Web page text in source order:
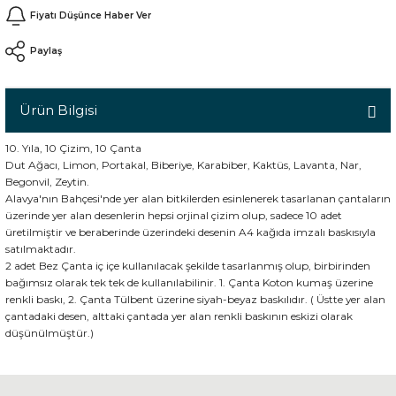
Fiyatı Düşünce Haber Ver
Paylaş
Ürün Bilgisi
10. Yıla, 10 Çizim, 10 Çanta
Dut Ağacı, Limon, Portakal, Biberiye, Karabiber, Kaktüs, Lavanta, Nar,
Begonvil, Zeytin.
Alavya'nın Bahçesi'nde yer alan bitkilerden esinlenerek tasarlanan çantaların
üzerinde yer alan desenlerin hepsi orjinal çizim olup, sadece 10 adet
üretilmiştir ve beraberinde üzerindeki desenin A4 kağıda imzalı baskısıyla
satılmaktadır.
2 adet Bez Çanta iç içe kullanılacak şekilde tasarlanmış olup, birbirinden
bağımsız olarak tek tek de kullanılabilinir. 1. Çanta Koton kumaş üzerine
renkli baskı, 2. Çanta Tülbent üzerine siyah-beyaz baskılıdır. ( Üstte yer alan
çantadaki desen, alttaki çantada yer alan renkli baskının eskizi olarak
düşünülmüştür.)